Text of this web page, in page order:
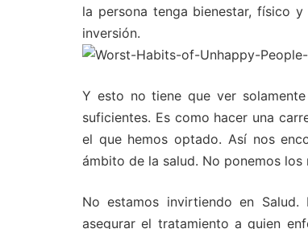
la persona tenga bienestar, físico
inversión.
Y esto no tiene que ver
suficientes. Es como hacer una
el que hemos optado. Así nos
ámbito de la salud. No ponemos
No estamos invirtiendo en
asegurar el tratamiento a quien